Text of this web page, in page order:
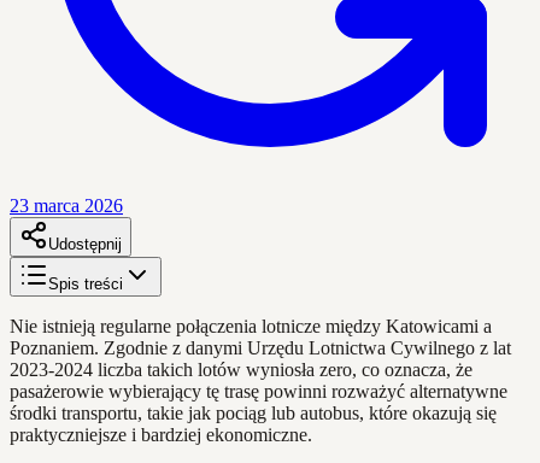
23 marca 2026
Udostępnij
Spis treści
Nie istnieją regularne połączenia lotnicze między Katowicami a
Poznaniem. Zgodnie z danymi Urzędu Lotnictwa Cywilnego z lat
2023-2024 liczba takich lotów wyniosła zero, co oznacza, że
pasażerowie wybierający tę trasę powinni rozważyć alternatywne
środki transportu, takie jak pociąg lub autobus, które okazują się
praktyczniejsze i bardziej ekonomiczne.